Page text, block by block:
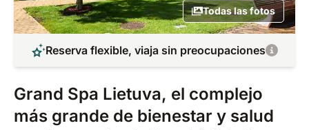
Todas las fotos
Reserva flexible, viaja sin preocupaciones
Grand Spa Lietuva, el complejo
más grande de bienestar y salud